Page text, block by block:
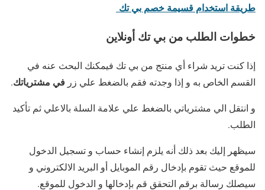
طريقة استخدام قسيمة خصم بي تك
خطوات الطلب من بي تك أونلاين
إذا كنت تريد شراء أي منتج من بي تك فيمكنك البحث عنه في
القسم الخاص به و إذا وجدته فقم بالضغط علي زر في مشترياتك.
و انتقل الي مشترياتي بالضغط علي علامة السلة بالاعلي ثم تأكيد
الطلب.
سيظهر إليك بعد ذلك أنه يلزم إنشاء حساب و تسجيل الدخول
للموقع حيث تقوم بإدخال رقم الموبايل أو البريد الالكتروني و
سيصلك رسالة برقم التحقق قم بإدخالها و الدخول للموقع.